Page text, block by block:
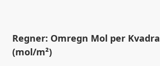
Regner: Omregn Mol per
(mol/m²)